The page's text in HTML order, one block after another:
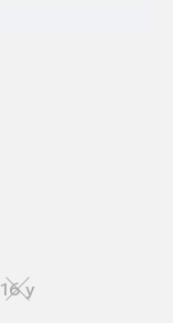
16 y